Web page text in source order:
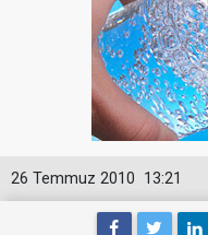
13:21
26 Temmuz 2010